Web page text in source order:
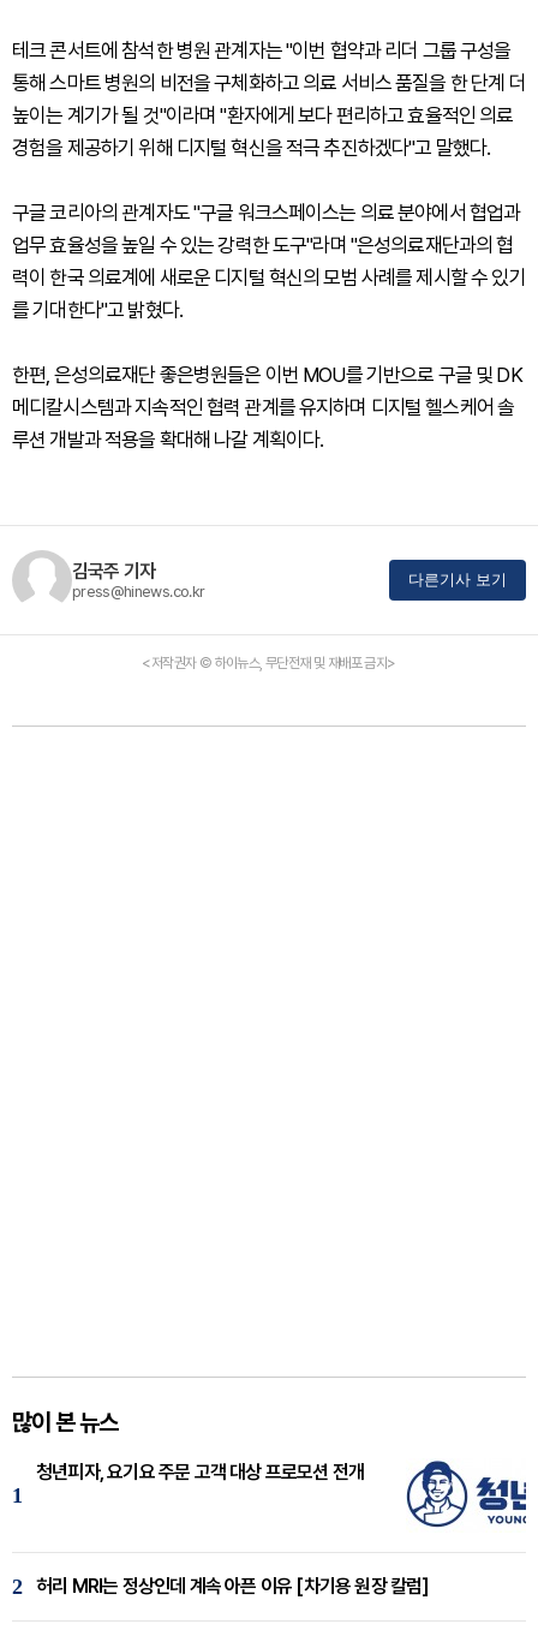
테크 콘서트에 참석한 병원 관계자는 "이번 협약과 리더 그룹 구성을
통해 스마트 병원의 비전을 구체화하고 의료 서비스 품질을 한 단계 더
높이는 계기가 될 것"이라며 "환자에게 보다 편리하고 효율적인 의료
경험을 제공하기 위해 디지털 혁신을 적극 추진하겠다"고 말했다.
구글 코리아의 관계자도 "구글 워크스페이스는 의료 분야에서 협업과
업무 효율성을 높일 수 있는 강력한 도구"라며 "은성의료재단과의 협
력이 한국 의료계에 새로운 디지털 혁신의 모범 사례를 제시할 수 있기
를 기대한다"고 밝혔다.
한편, 은성의료재단 좋은병원들은 이번 MOU를 기반으로 구글 및 DK
메디칼시스템과 지속적인 협력 관계를 유지하며 디지털 헬스케어 솔
루션 개발과 적용을 확대해 나갈 계획이다.
김국주 기자
press@hinews.co.kr
다른기사 보기
<저작권자 © 하이뉴스, 무단전재 및 재배포 금지>
많이 본 뉴스
1
청년피자, 요기요 주문 고객 대상 프로모션 전개
2 허리 MRI는 정상인데 계속 아픈 이유 [차기용 원장 칼럼]